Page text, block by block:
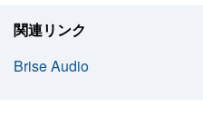
関連リンク
Brise Audio